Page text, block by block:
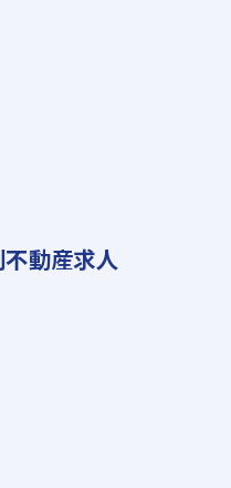
動産求人